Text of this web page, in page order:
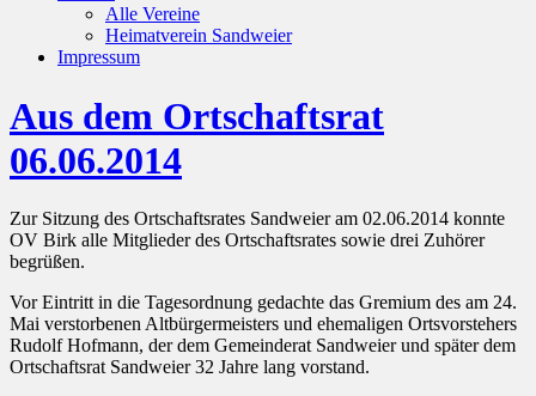
Alle Vereine
Heimatverein Sandweier
Impressum
Aus dem Ortschaftsrat
06.06.2014
Zur Sitzung des Ortschaftsrates Sandweier am 02.06.2014 konnte
OV Birk alle Mitglieder des Ortschaftsrates sowie drei Zuhörer
begrüßen.
Vor Eintritt in die Tagesordnung gedachte das Gremium des am 24.
Mai verstorbenen Altbürgermeisters und ehemaligen Ortsvorstehers
Rudolf Hofmann, der dem Gemeinderat Sandweier und später dem
Ortschaftsrat Sandweier 32 Jahre lang vorstand.